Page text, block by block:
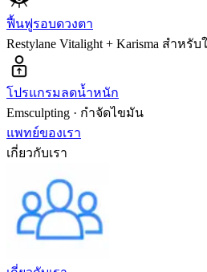
ฟื้นฟูรอบดวงตา
Restylane Vitalight + Karisma สำห
โปรแกรมลดน้ำหนัก
Emsculpting · กำจัดไขมัน
แพทย์ของเรา
เกี่ยวกับเรา